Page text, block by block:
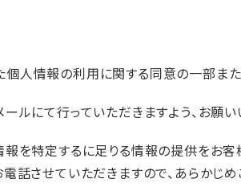
個人情報の利用に関する同意の一部ま
ルにて行っていただきますよう、お願い
を特定するに足りる情報の提供をお客
話させていただきますので、あらかじめ